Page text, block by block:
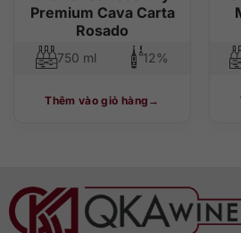
Premium Cava Carta
Rosado
750 ml 12%
Thêm vào giỏ hàng